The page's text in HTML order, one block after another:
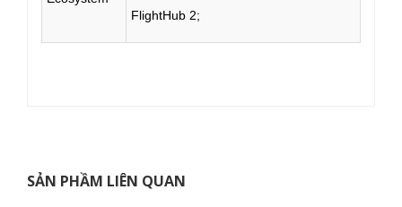
FlightHub 2;
SẢN PHẦM LIÊN QUAN